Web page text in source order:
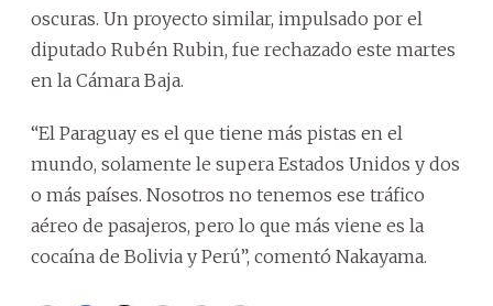
oscuras. Un proyecto similar, impulsado por el
diputado Rubén Rubin, fue rechazado este martes
en la Cámara Baja.
“El Paraguay es el que tiene más pistas en el
mundo, solamente le supera Estados Unidos y dos
o más países. Nosotros no tenemos ese tráfico
aéreo de pasajeros, pero lo que más viene es la
cocaína de Bolivia y Perú”, comentó Nakayama.